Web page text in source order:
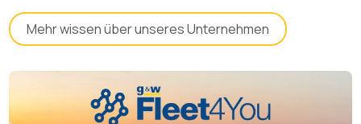
Mehr wissen über unseres Unternehmen